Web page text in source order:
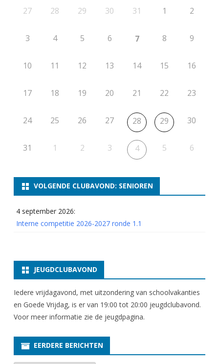
e
n
27
28 29 30 31 1 2
3 4 5 6 7 8 9
10 11 12 13 14 15 16
17 18 19 20 21 22 23
24 25 26 27 28 29 30
31 1 2 3 4 5 6
VOLGENDE CLUBAVOND: SENIOREN
4 september 2026:
Interne competitie 2026-2027 ronde 1.1
JEUGDCLUBAVOND
Iedere vrijdagavond, met uitzondering van schoolvakanties
en Goede Vrijdag, is er van 19:00 tot 20:00 jeugdclubavond.
Voor meer informatie zie de jeugdpagina.
EERDERE BERICHTEN